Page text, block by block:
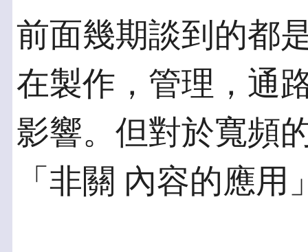
前面幾期談到的都
在製作，管理，通
影響。但對於寬頻
「非關 內容的應用